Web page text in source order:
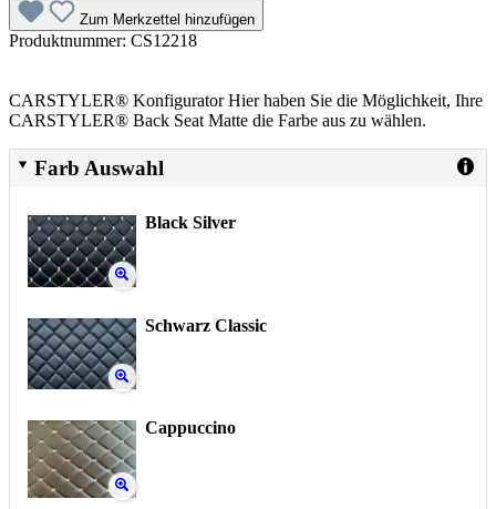
Zum Merkzettel hinzufügen
Produktnummer: CS12218
CARSTYLER® Konfigurator Hier haben Sie die Möglichkeit, Ihre
CARSTYLER® Back Seat Matte die Farbe aus zu wählen.
Farb Auswahl
Black Silver
Schwarz Classic
Cappuccino